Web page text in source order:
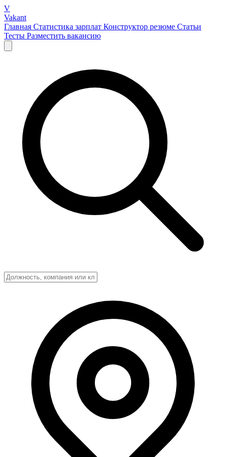
V
Vakant
Главная Статистика зарплат Конструктор резюме Статьи
Тесты Разместить вакансию